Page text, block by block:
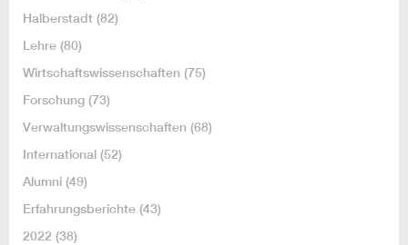
Halberstadt (82)
Lehre (80)
Wirtschaftswissenschaften (75)
Forschung (73)
Verwaltungswissenschaften (68)
International (52)
Alumni (49)
Erfahrungsberichte (43)
2022 (38)